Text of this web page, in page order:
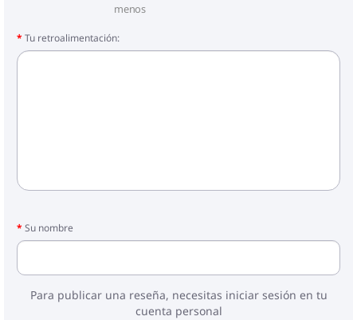
menos
Tu retroalimentación:
Su nombre
Para publicar una reseña, necesitas iniciar sesión en tu
cuenta personal